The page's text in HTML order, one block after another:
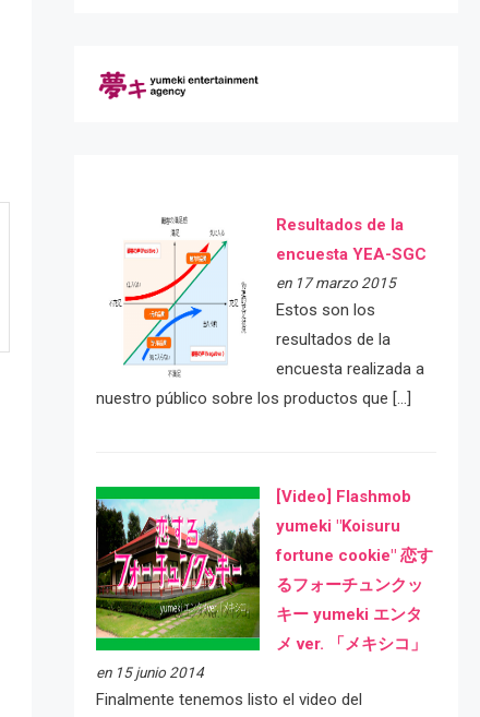
Resultados de la
encuesta YEA-SGC
en 17 marzo 2015
Estos son los
resultados de la
encuesta realizada a
nuestro público sobre los productos que […]
[Video] Flashmob
yumeki "Koisuru
fortune cookie" 恋す
るフォーチュンクッ
キー yumeki エンタ
メ ver. 「メキシコ」
en 15 junio 2014
Finalmente tenemos listo el video del